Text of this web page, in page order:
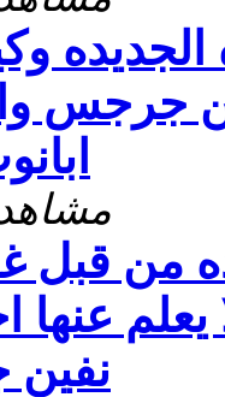
الجديده
جرجس
778
من قبل
يعلم عنها